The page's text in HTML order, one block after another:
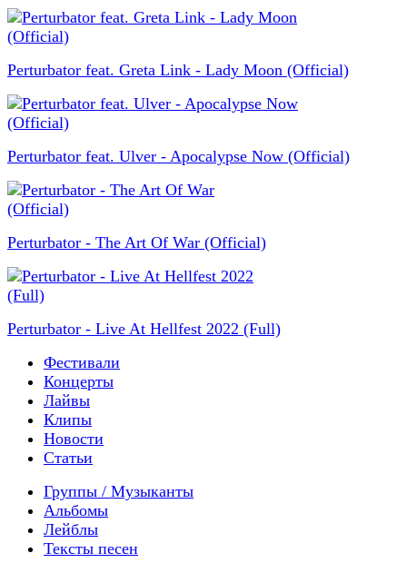
Perturbator feat. Greta Link - Lady Moon (Official)
Perturbator feat. Ulver - Apocalypse Now (Official)
Perturbator - The Art Of War (Official)
Perturbator - Live At Hellfest 2022 (Full)
Фестивали
Концерты
Лайвы
Клипы
Новости
Статьи
Группы / Музыканты
Альбомы
Лейблы
Тексты песен